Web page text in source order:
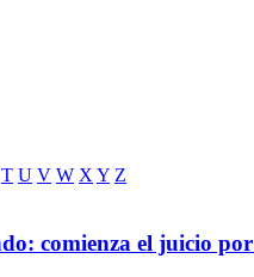
T U V W X Y Z
comienza el juicio